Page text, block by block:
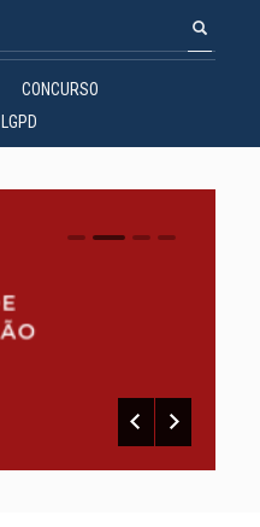
CONCURSO
LGPD
0 1 2